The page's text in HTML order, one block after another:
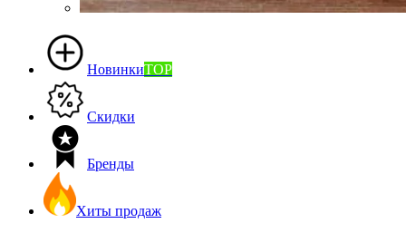
НовинкиTOP
Скидки
Бренды
Хиты продаж